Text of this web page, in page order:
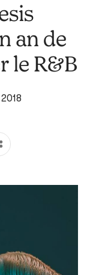
an de
le R&B